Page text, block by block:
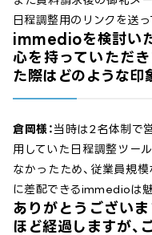
日程調整用のリンクを送っ
immedioを検討いた
心を持っていただ
た際はどのような印
倉岡様：当時は2名体制で
用していた日程調整ツー
なかったため、従業員規
に差配できるimmedioは
ありがとうござい
ほど経過しますが、